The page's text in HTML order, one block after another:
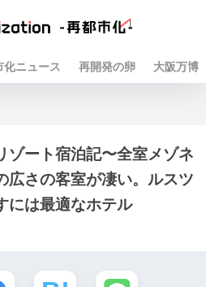
化ニュース 再開発の卵 大阪万博
ゾート宿泊記〜全室メゾネ
広さの客室が凄い。ルスツ
には最適なホテル